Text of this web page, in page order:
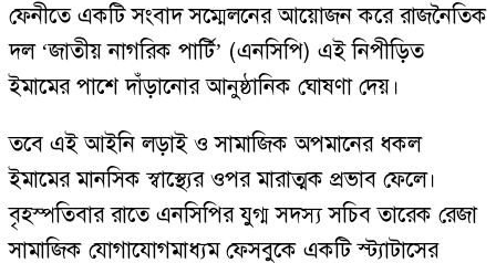
ফেনীতে একটি সংবাদ সম্মেলনের আয়োজন করে রাজনৈতিক
দল ‘জাতীয় নাগরিক পার্টি’ (এনসিপি) এই নিপীড়িত
ইমামের পাশে দাঁড়ানোর আনুষ্ঠানিক ঘোষণা দেয়।
তবে এই আইনি লড়াই ও সামাজিক অপমানের ধকল
ইমামের মানসিক স্বাস্থ্যের ওপর মারাত্মক প্রভাব ফেলে।
বৃহস্পতিবার রাতে এনসিপির যুগ্ম সদস্য সচিব তারেক রেজা
সামাজিক যোগাযোগমাধ্যম ফেসবুকে একটি স্ট্যাটাসের